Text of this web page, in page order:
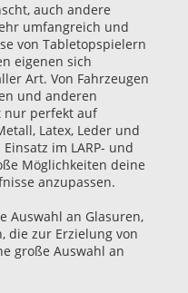
auch andere
umfangreich und
von Tabletopspielern
eigenen sich
Art. Von Fahrzeugen
und anderen
nur perfekt auf
Latex, Leder und
im LARP- und
Möglichkeiten deine
anzupassen.
Auswahl an Glasuren,
die zur Erzielung von
große Auswahl an